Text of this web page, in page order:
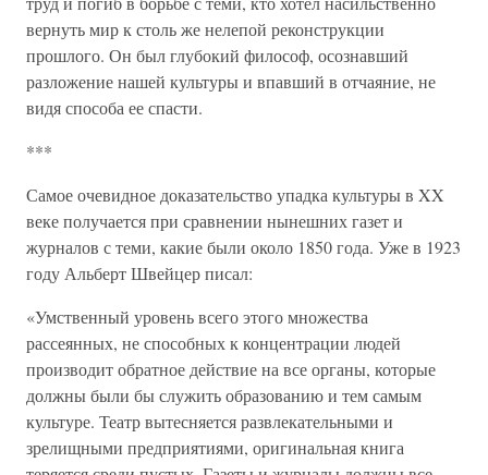
вернуть мир к столь же нелепой реконструкции
прошлого. Он был глубокий философ, осознавший
разложение нашей культуры и впавший в отчаяние, не
видя способа ее спасти.
***
Самое очевидное доказательство упадка культуры в XX
веке получается при сравнении нынешних газет и
журналов с теми, какие были около 1850 года. Уже в 1923
году Альберт Швейцер писал:
«Умственный уровень всего этого множества
рассеянных, не способных к концентрации людей
производит обратное действие на все органы, которые
должны были бы служить образованию и тем самым
культуре. Театр вытесняется развлекательными и
зрелищными предприятиями, оригинальная книга